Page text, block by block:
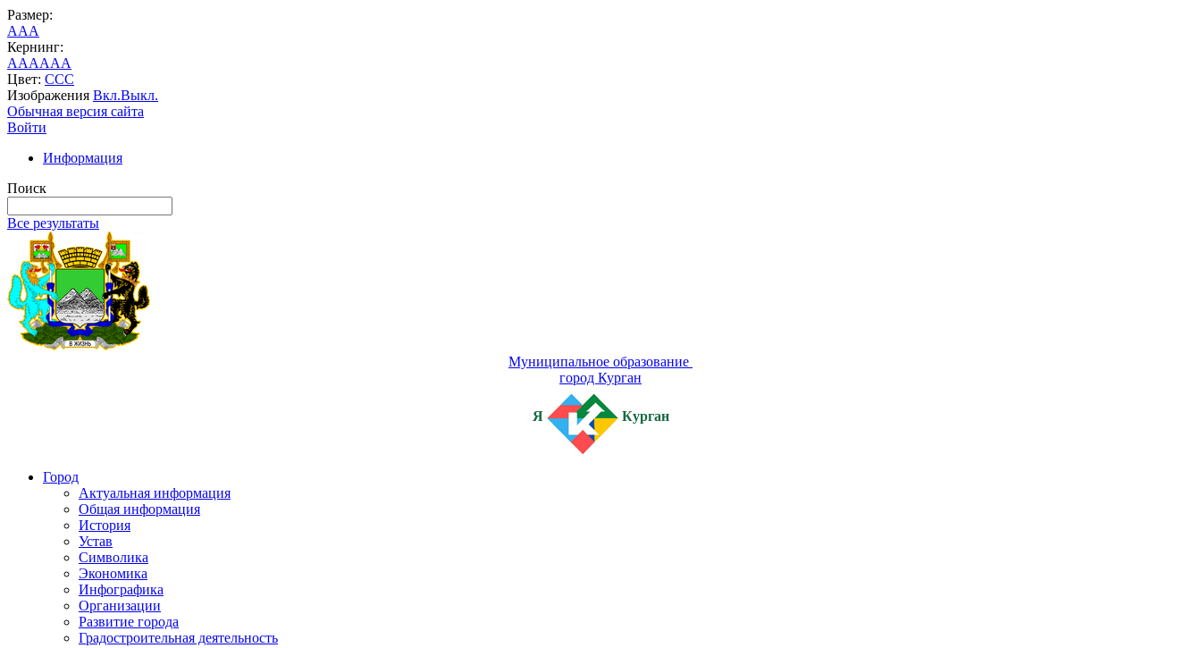
Размер:
AAA
Кернинг:
AAAAAA
Цвет: CCC
Изображения Вкл.Выкл.
Обычная версия сайта
Войти
Информация
Поиск
Все результаты
Муниципальное образование
город Курган
Я Курган
Город
Актуальная информация
Общая информация
История
Устав
Символика
Экономика
Инфографика
Организации
Развитие города
Градостроительная деятельность